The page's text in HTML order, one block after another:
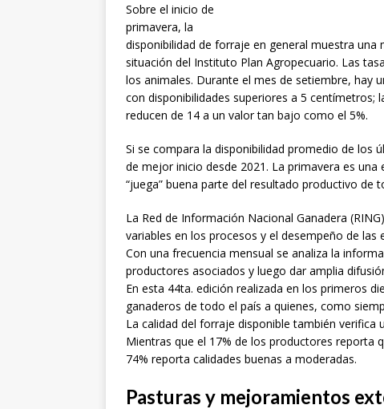
Sobre el inicio de
primavera, la
disponibilidad de forraje en general muestra
situación del Instituto Plan Agropecuario. Las
los animales. Durante el mes de setiembre, hay
con disponibilidades superiores a 5
reducen de 14 a un valor tan bajo como el 5%.
Si se compara la disponibilidad promedio de los
de mejor inicio desde 2021. La primavera es
“juega” buena parte del resultado productivo de
La Red de Información Nacional Ganadera
variables en los procesos y el desempeño de las
Con una frecuencia mensual se analiza la
productores asociados y luego dar amplia
En esta 44ta. edición realizada en los primeros
ganaderos de todo el país a quienes, como
La calidad del forraje disponible también
Mientras que el 17% de los productores reporta
74% reporta calidades buenas a moderadas.
Pasturas y mejoramientos